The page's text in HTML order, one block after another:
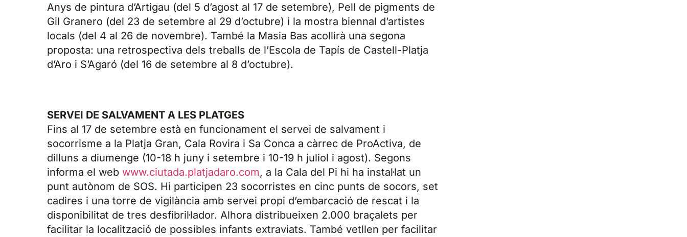
Anys de pintura d’Artigau (del 5 d’agost al 17 de setembre), Pell de pigments de
Gil Granero (del 23 de setembre al 29 d’octubre) i la mostra biennal d’artistes
locals (del 4 al 26 de novembre). També la Masia Bas acollirà una segona
proposta: una retrospectiva dels treballs de l’Escola de Tapís de Castell-Platja
d’Aro i S’Agaró (del 16 de setembre al 8 d’octubre).
SERVEI DE SALVAMENT A LES PLATGES
Fins al 17 de setembre està en funcionament el servei de salvament i
socorrisme a la Platja Gran, Cala Rovira i Sa Conca a càrrec de ProActiva, de
dilluns a diumenge (10-18 h juny i setembre i 10-19 h juliol i agost). Segons
informa el web www.ciutada.platjadaro.com, a la Cala del Pi hi ha instal·lat un
punt autònom de SOS. Hi participen 23 socorristes en cinc punts de socors, set
cadires i una torre de vigilància amb servei propi d’embarcació de rescat i la
disponibilitat de tres desfibril·lador. Alhora distribueixen 2.000 braçalets per
facilitar la localització de possibles infants extraviats. També vetllen per facilitar